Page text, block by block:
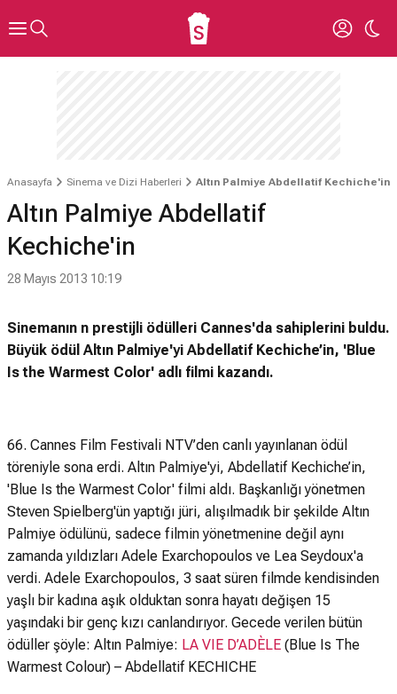
Anasayfa Sinema ve Dizi Haberleri Altın Palmiye Abdellatif Kechiche'in
Altın Palmiye Abdellatif
Kechiche'in
28 Mayıs 2013 10:19
Sinemanın n prestijli ödülleri Cannes'da sahiplerini buldu.
Büyük ödül Altın Palmiye'yi Abdellatif Kechiche’in, 'Blue
Is the Warmest Color' adlı filmi kazandı.
66. Cannes Film Festivali NTV’den canlı yayınlanan ödül
töreniyle sona erdi. Altın Palmiye'yi, Abdellatif Kechiche’in,
'Blue Is the Warmest Color' filmi aldı. Başkanlığı yönetmen
Steven Spielberg'ün yaptığı jüri, alışılmadık bir şekilde Altın
Palmiye ödülünü, sadece filmin yönetmenine değil aynı
zamanda yıldızları Adele Exarchopoulos ve Lea Seydoux'a
verdi. Adele Exarchopoulos, 3 saat süren filmde kendisinden
yaşlı bir kadına aşık olduktan sonra hayatı değişen 15
yaşındaki bir genç kızı canlandırıyor. Gecede verilen bütün
ödüller şöyle: Altın Palmiye: LA VIE D’ADÈLE (Blue Is The
Warmest Colour) – Abdellatif KECHICHE